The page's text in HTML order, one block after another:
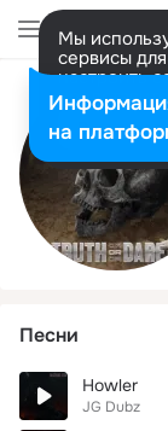
Мы
сервисы
настроить
Песни
Howler
JG Dubz
на